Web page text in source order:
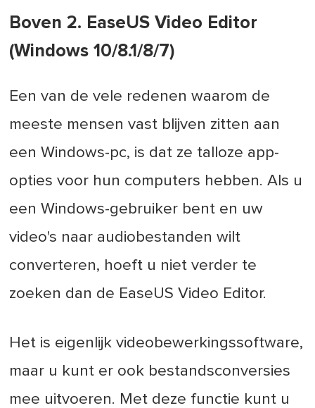
Boven 2. EaseUS Video Editor
(Windows 10/8.1/8/7)
Een van de vele redenen waarom de
meeste mensen vast blijven zitten aan
een Windows-pc, is dat ze talloze app-
opties voor hun computers hebben. Als u
een Windows-gebruiker bent en uw
video's naar audiobestanden wilt
converteren, hoeft u niet verder te
zoeken dan de EaseUS Video Editor.
Het is eigenlijk videobewerkingssoftware,
maar u kunt er ook bestandsconversies
mee uitvoeren. Met deze functie kunt u